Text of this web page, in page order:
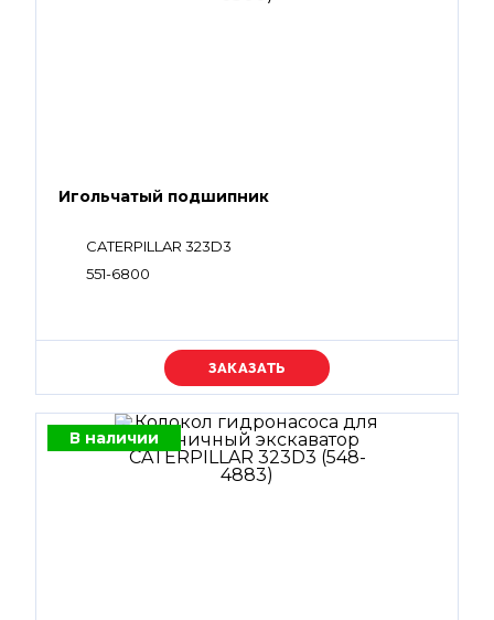
Игольчатый подшипник
CATERPILLAR 323D3
551-6800
Уточняйте цену
В наличии